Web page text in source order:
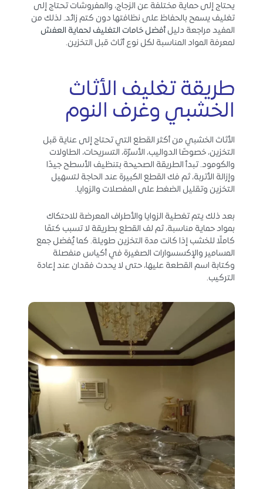
يحتاج إلى حماية مختلفة عن الزجاج، والمفروشات تحتاج إلى
تغليف يسمح بالحفاظ على نظافتها دون كتم زائد. لذلك من
المفيد مراجعة دليل أفضل خامات التغليف لحماية العفش
لمعرفة المواد المناسبة لكل نوع أثاث قبل التخزين.
طريقة تغليف الأثاث
الخشبي وغرف النوم
الأثاث الخشبي من أكثر القطع التي تحتاج إلى عناية قبل
التخزين، خصوصًا الدواليب، الأسرّة، التسريحات، الطاولات
والكومود. تبدأ الطريقة الصحيحة بتنظيف الأسطح جيدًا
وإزالة الأتربة، ثم فك القطع الكبيرة عند الحاجة لتسهيل
التخزين وتقليل الضغط على المفصلات والزوايا.
بعد ذلك يتم تغطية الزوايا والأطراف المعرضة للاحتكاك
بمواد حماية مناسبة، ثم لف القطع بطريقة لا تسبب كتمًا
كاملًا للخشب إذا كانت مدة التخزين طويلة. كما يُفضل جمع
المسامير والإكسسوارات الصغيرة في أكياس منفصلة
وكتابة اسم القطعة عليها، حتى لا يحدث فقدان عند إعادة
التركيب.